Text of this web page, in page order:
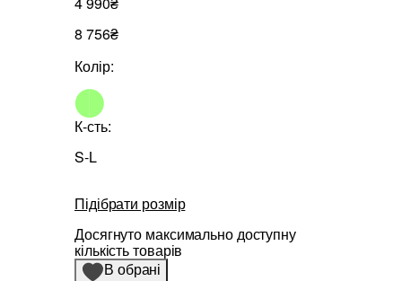
8 756₴
Колір:
К-сть:
S-L
Підібрати розмір
Досягнуто максимально доступну
кількість товарів
В обрані